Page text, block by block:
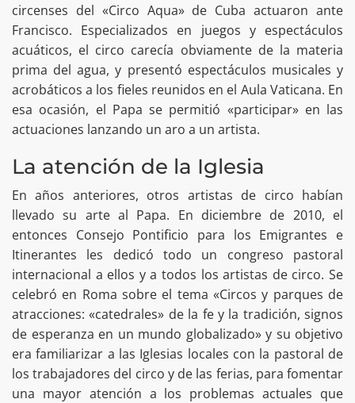
circenses del «Circo Aqua» de Cuba actuaron ante
Francisco. Especializados en juegos y espectáculos
acuáticos, el circo carecía obviamente de la materia
prima del agua, y presentó espectáculos musicales y
acrobáticos a los fieles reunidos en el Aula Vaticana. En
esa ocasión, el Papa se permitió «participar» en las
actuaciones lanzando un aro a un artista.
La atención de la Iglesia
En años anteriores, otros artistas de circo habían
llevado su arte al Papa. En diciembre de 2010, el
entonces Consejo Pontificio para los Emigrantes e
Itinerantes les dedicó todo un congreso pastoral
internacional a ellos y a todos los artistas de circo. Se
celebró en Roma sobre el tema «Circos y parques de
atracciones: «catedrales» de la fe y la tradición, signos
de esperanza en un mundo globalizado» y su objetivo
era familiarizar a las Iglesias locales con la pastoral de
los trabajadores del circo y de las ferias, para fomentar
una mayor atención a los problemas actuales que